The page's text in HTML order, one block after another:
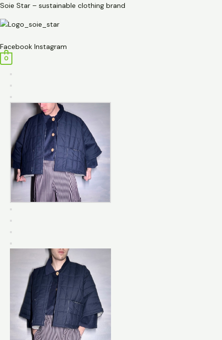
Przejdź
treści
Soie Star – sustainable clothing brand
Facebook Instagram
0
ilość
kimonowy
-
ciemny
granat
-
Soie